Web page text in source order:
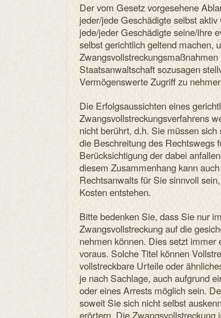
Der vom Gesetz vorgesehene
jeder/jede Geschädigte selbst
jede/jeder Geschädigte seine/ihre
selbst gerichtlich geltend machen,
Staatsanwaltschaft sozusagen
Vermögenswerte Zugriff zu
Die Erfolgsaussichten eines
Zwangsvollstreckungsverfahrens
nicht berührt, d.h. Sie müssen
die Beschreitung des Rechtswegs
Berücksichtigung der dabei
diesem Zusammenhang kann
Rechtsanwalts für Sie sinnvoll
Kosten entstehen.
Bitte bedenken Sie, dass Sie nur
Zwangsvollstreckung auf die
nehmen können. Dies setzt immer
voraus. Solche Titel können
vollstreckbare Urteile oder
je nach Sachlage, auch aufgrund
oder eines Arrests möglich sein.
soweit Sie sich nicht selbst
erörtern. Die Zwangsvollstreckung